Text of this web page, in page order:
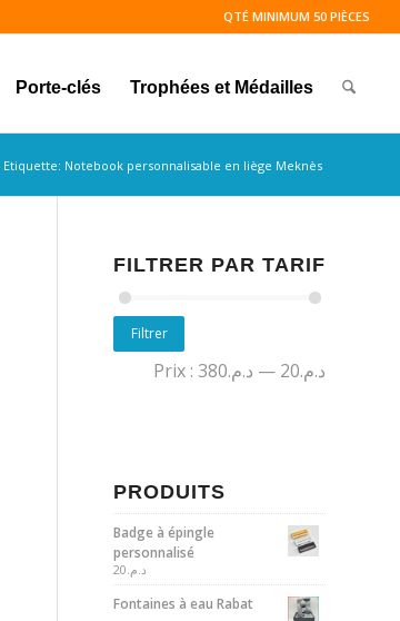
QTÉ MINIMUM 50 PIÈCES
Porte-clés Trophées et Médailles
Etiquette: Notebook personnalisable en liège Meknès
FILTRER PAR TARIF
Filtrer
Prix : د.م.20 — د.م.380
PRODUITS
Badge à épingle
personnalisé
د.م. 20
Fontaines à eau Rabat